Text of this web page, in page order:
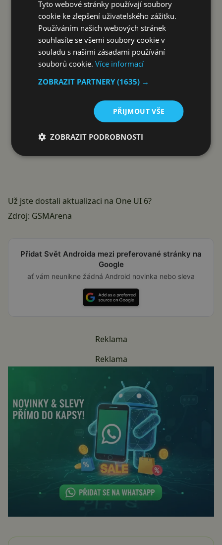
Už jste dostali aktualizaci na One UI 6?
Zdroj: GSMArena
Přidat Svět Androida mezi preferované stránky na
Google
ať vám neunikne žádná Android novinka nebo sleva
Reklama
Reklama
Tyto webové stránky používají soubory
cookie ke zlepšení uživatelského zážitku.
Používáním našich webových stránek
souhlasíte se všemi soubory cookie v
souladu s našimi zásadami používání
souborů cookie.Více informací
ZOBRAZIT PARTNERY(1635) →
PŘIJMOUT VŠE
ZOBRAZIT PODROBNOSTI